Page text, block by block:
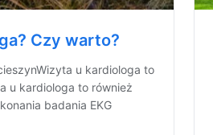
Czy warto?
u kardiologa to
u kardiologa to również
badania EKG